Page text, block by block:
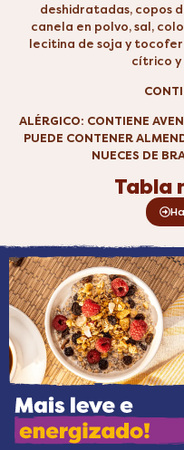
deshidratadas, copos
canela en polvo, sal,
lecitina de soja y
cítrico
ALÉRGICO: CONTIENE
PUEDE CONTENER
NUECES DE
Tabla